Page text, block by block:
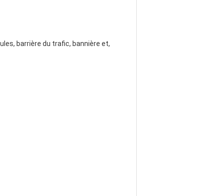
barrière du trafic, bannière et,